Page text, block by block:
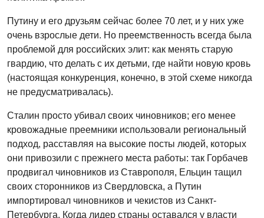
Путину и его друзьям сейчас более 70 лет, и у них уже
очень взрослые дети. Но преемственность всегда была
проблемой для российских элит: как менять старую
гвардию, что делать с их детьми, где найти новую кровь
(настоящая конкуренция, конечно, в этой схеме никогда
не предусматривалась).
Сталин просто убивал своих чиновников; его менее
кровожадные преемники использовали региональный
подход, расставляя на высокие посты людей, которых
они привозили с прежнего места работы: так Горбачев
продвигал чиновников из Ставрополя, Ельцин тащил
своих сторонников из Свердловска, а Путин
импортировал чиновников и чекистов из Санкт-
Петербурга. Когда лидер страны оставался у власти